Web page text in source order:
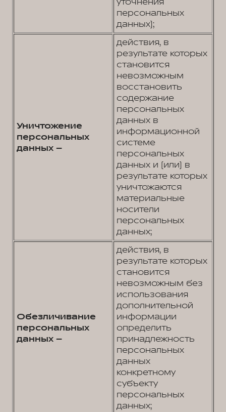
персональных
данных);
Уничтожение
персональных
данных –
действия, в
результате которых
становится
невозможным
восстановить
содержание
персональных
данных в
информационной
системе
персональных
данных и (или) в
результате которых
уничтожаются
материальные
носители
персональных
данных;
Обезличивание
персональных
данных –
действия, в
результате которых
становится
невозможным без
использования
дополнительной
информации
определить
принадлежность
персональных
данных
конкретному
субъекту
персональных
данных;